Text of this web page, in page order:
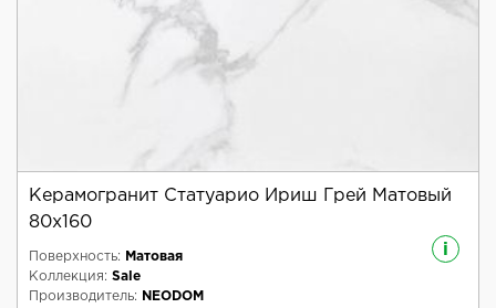
Керамогранит Статуарио Ириш Грей Матовый
80x160
i
Поверхность:
Матовая
Коллекция: Sale
Производитель:
NEODOM